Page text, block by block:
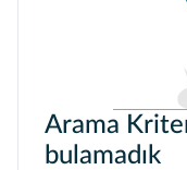
Arama
bulamadık